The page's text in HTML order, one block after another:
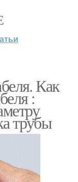
Как
:
трубы